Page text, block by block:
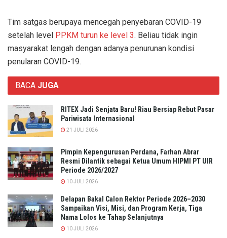
Tim satgas berupaya mencegah penyebaran COVID-19
setelah level PPKM turun ke level 3. Beliau tidak ingin
masyarakat lengah dengan adanya penurunan kondisi
penularan COVID-19.
BACA JUGA
RITEX Jadi Senjata Baru! Riau Bersiap Rebut Pasar
Pariwisata Internasional
21 JULI 2026
Pimpin Kepengurusan Perdana, Farhan Abrar
Resmi Dilantik sebagai Ketua Umum HIPMI PT UIR
Periode 2026/2027
10 JULI 2026
Delapan Bakal Calon Rektor Periode 2026–2030
Sampaikan Visi, Misi, dan Program Kerja, Tiga
Nama Lolos ke Tahap Selanjutnya
10 JULI 2026